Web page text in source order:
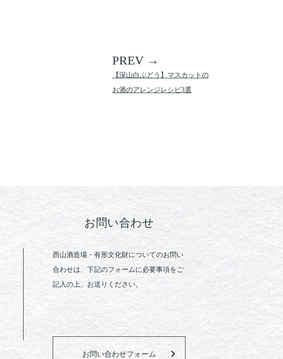
【深山白ぶどう】マスカットの
お酒のアレンジレシピ3選
お問い合わせ
西山酒造場・有形文化財についてのお問い
合わせは、下記のフォームに必要事項をご
記入の上、お送りください。
お問い合わせフォーム